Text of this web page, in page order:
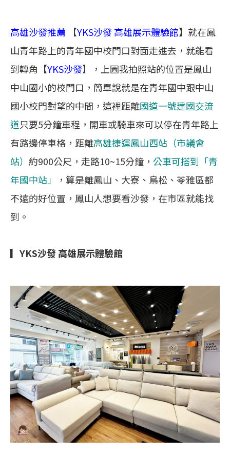
高雄沙發推薦 【YKS沙發 高雄展示體驗館】就在鳳
山青年路上的青年國中校門口對面走進去，就能看
到轉角【YKS沙發】，上圖我拍照站的位置是鳳山
中山國小的校門口，簡單說就是在青年國中跟中山
國小校門對望的中間，這裡距離國道一號建國交流
道只要5分鐘車程，開車或騎車來可以停在青年路上
有路邊停車格，距離高雄捷運鳳山西站（市議會
站） 約900公尺，走路10~15分鐘， 公車可搭到「青
年國中站」
，算是離鳳山、大寮、鳥松、苓雅區都
不遠的好位置，鳳山人想要看沙發，在市區就能找
到。
▎YKS沙發 高雄展示體驗館